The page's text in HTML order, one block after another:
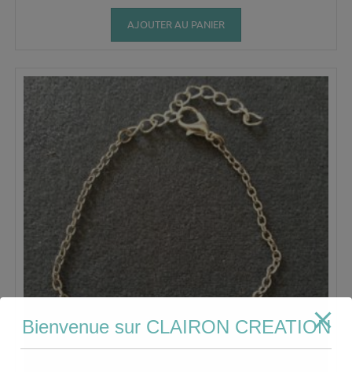
AJOUTER AU PANIER
Bienvenue sur CLAIRON CREATION